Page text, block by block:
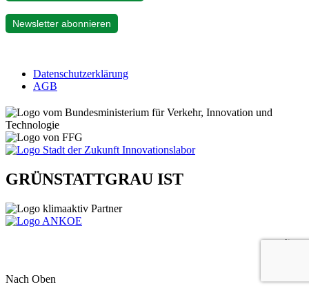
Newsletter abonnieren
Datenschutzerklärung
AGB
GRÜNSTATTGRAU IST
gelistet
Nach Oben